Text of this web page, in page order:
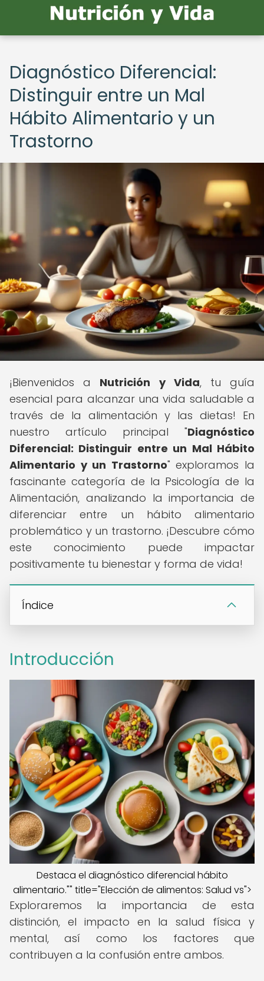
Diagnóstico Diferencial:
Distinguir entre un Mal
Hábito Alimentario y un
Trastorno
¡Bienvenidos a Nutrición y Vida, tu guía
esencial para alcanzar una vida saludable a
través de la alimentación y las dietas! En
nuestro artículo principal "Diagnóstico
Diferencial: Distinguir entre un Mal Hábito
Alimentario y un Trastorno" exploramos la
fascinante categoría de la Psicología de la
Alimentación, analizando la importancia de
diferenciar entre un hábito alimentario
problemático y un trastorno. ¡Descubre cómo
este conocimiento puede impactar
positivamente tu bienestar y forma de vida!
Índice
Introducción
Destaca el diagnóstico diferencial hábito
alimentario."" title="Elección de alimentos: Salud vs">
Exploraremos la importancia de esta
distinción, el impacto en la salud física y
mental, así como los factores que
contribuyen a la confusión entre ambos.